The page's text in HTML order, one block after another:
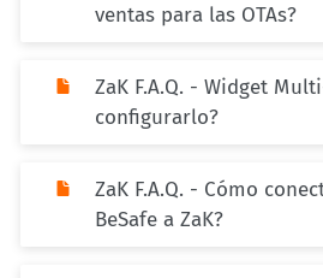
ventas para las OTAs?
ZaK F.A.Q. - Widget
configurarlo?
ZaK F.A.Q. - Cómo
BeSafe a ZaK?